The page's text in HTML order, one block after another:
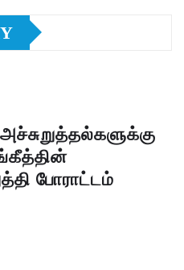
போராட்டம்